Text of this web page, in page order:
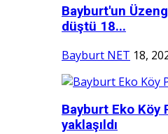
Bayburt'un
düştü 18...
Bayburt NET 18,
Bayburt Eko Köy
yaklaşıldı